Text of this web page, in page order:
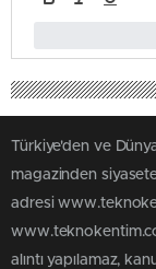
Türkiye'den ve
magazinden
adresi
alıntı yapılamaz,